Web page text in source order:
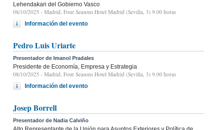
Lehendakari del Gobierno Vasco
08/10/2025 - Madrid, Four Seasons Hotel Madrid (Sevilla, 3) 9.00 horas
Información del evento
Pedro Luis Uriarte
Presentador de Imanol Pradales
Presidente de Economía, Empresa y Estrategia
08/10/2025 - Madrid, Four Seasons Hotel Madrid (Sevilla, 3) 9.00 horas
Información del evento
Josep Borrell
Presentador de Nadia Calviño